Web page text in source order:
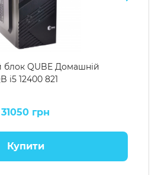
QUBE Домашній
i5 12400 821
31050 грн
Купити